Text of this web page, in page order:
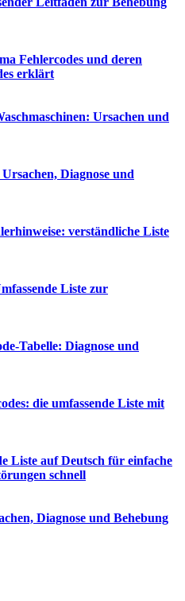
Fehlercodes und deren
erklärt
Ursachen und
Diagnose und
verständliche Liste
Liste zur
Tabelle: Diagnose und
die umfassende Liste mit
Liste auf Deutsch für einfache
schnell
Diagnose und Behebung